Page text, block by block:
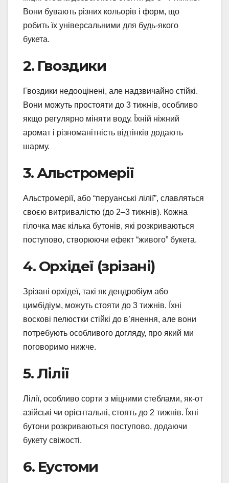
Вони бувають різних кольорів і форм, що
робить їх універсальними для будь-якого
букета.
2. Гвоздики
Гвоздики недооцінені, але надзвичайно стійкі.
Вони можуть простояти до 3 тижнів, особливо
якщо регулярно міняти воду. Їхній ніжний
аромат і різноманітність відтінків додають
шарму.
3. Альстромерії
Альстромерії, або “перуанські лілії”, славляться
своєю витривалістю (до 2–3 тижнів). Кожна
гілочка має кілька бутонів, які розкриваються
поступово, створюючи ефект “живого” букета.
4. Орхідеї (зрізані)
Зрізані орхідеї, такі як дендробіум або
цимбідіум, можуть стояти до 3 тижнів. Їхні
воскові пелюстки стійкі до в’янення, але вони
потребують особливого догляду, про який ми
поговоримо нижче.
5. Лілії
Лілії, особливо сорти з міцними стеблами, як-от
азійські чи орієнтальні, стоять до 2 тижнів. Їхні
бутони розкриваються поступово, додаючи
букету свіжості.
6. Еустоми